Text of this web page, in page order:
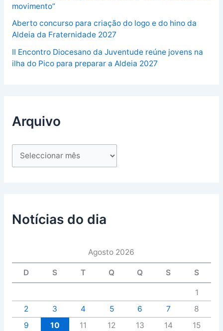
movimento”
Aberto concurso para criação do logo e do hino da
Aldeia da Fraternidade 2027
II Encontro Diocesano da Juventude reúne jovens na
ilha do Pico para preparar a Aldeia 2027
Arquivo
Notícias do dia
Agosto 2026
D S T Q Q S S
1
2
3 4 5 6 7
8
9
10 11 12 13 14
15